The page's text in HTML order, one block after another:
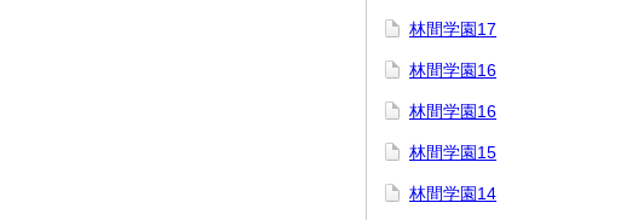
林間学園17
林間学園16
林間学園16
林間学園15
林間学園14